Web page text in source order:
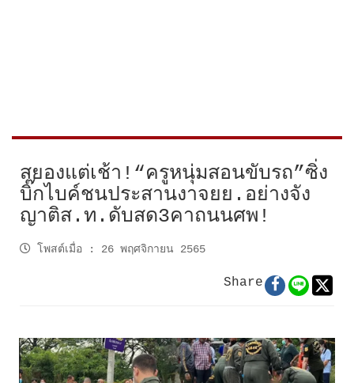
สยองแต่เช้า!“ครูหนุ่มสอนขับรถ”ซิ่ง
บิ๊กไบค์ชนประสานงาจยย.อย่างจัง
ญาติส.ท.ดับสด3คาถนนศพ!
โพสต์เมื่อ : 26 พฤศจิกายน 2565
Share